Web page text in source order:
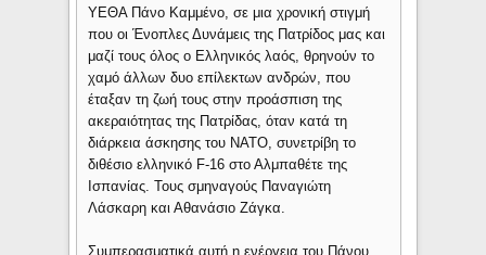
ΥΕΘΑ Πάνο Καμμένο, σε μια χρονική στιγμή
που οι Ένοπλες Δυνάμεις της Πατρίδος μας και
μαζί τους όλος ο Ελληνικός λαός, θρηνούν το
χαμό άλλων δυο επίλεκτων ανδρών, που
έταξαν τη ζωή τους στην προάσπιση της
ακεραιότητας της Πατρίδας, όταν κατά τη
διάρκεια άσκησης του ΝΑΤΟ, συνετρίβη το
διθέσιο ελληνικό F-16 στο Αλμπαθέτε της
Ισπανίας. Τους σμηναγούς Παναγιώτη
Λάσκαρη και Αθανάσιο Ζάγκα.
Συμπερασματικά αυτή η ενέργεια του Πάνου